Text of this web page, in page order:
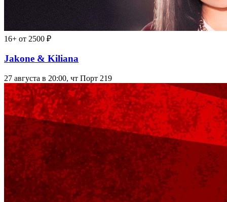
16+ от 2500 ₽
Jakone & Kiliana
27 августа в 20:00, чт Порт 219